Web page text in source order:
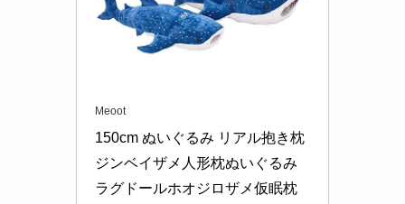
Meoot
150cm ぬいぐるみ リアル抱き枕
ジンベイザメ人形枕ぬいぐるみ
ラグドールホオジロザメ仮眠枕